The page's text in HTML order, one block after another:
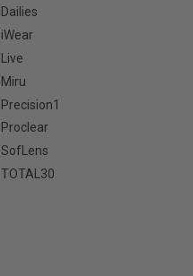
Dailies
iWear
Live
Miru
Precision1
Proclear
SofLens
TOTAL30